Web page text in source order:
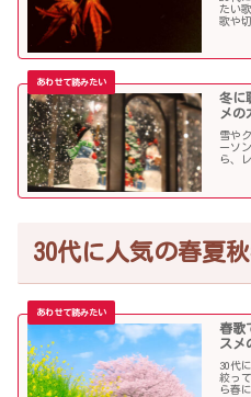
たい
歌や
冬に
メの
雪や
ーソ
ら、
30代に人気の春夏
春歌
スメ
30代
絞っ
ら春